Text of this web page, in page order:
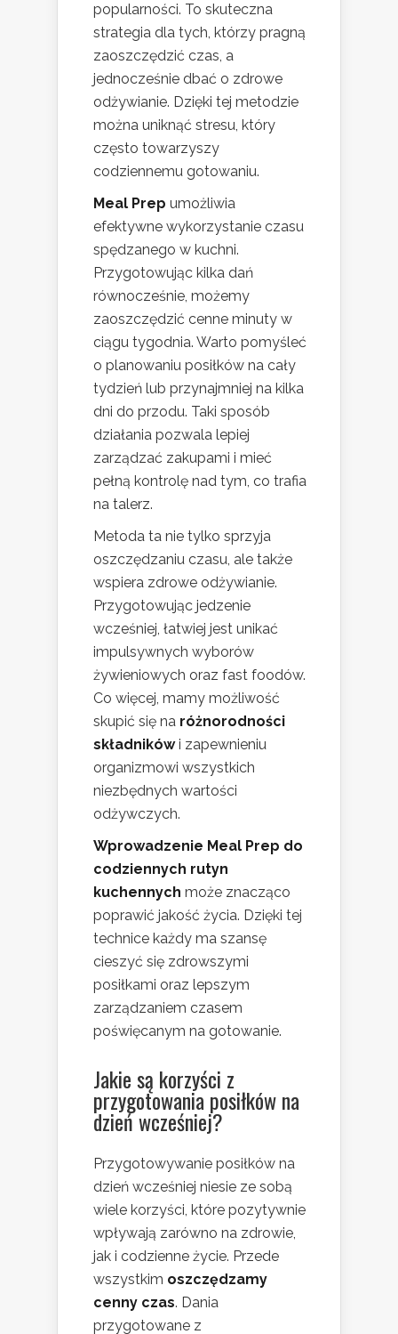
popularności. To skuteczna
strategia dla tych, którzy pragną
zaoszczędzić czas, a
jednocześnie dbać o zdrowe
odżywianie. Dzięki tej metodzie
można uniknąć stresu, który
często towarzyszy
codziennemu gotowaniu.
Meal Prep umożliwia
efektywne wykorzystanie czasu
spędzanego w kuchni.
Przygotowując kilka dań
równocześnie, możemy
zaoszczędzić cenne minuty w
ciągu tygodnia. Warto pomyśleć
o planowaniu posiłków na cały
tydzień lub przynajmniej na kilka
dni do przodu. Taki sposób
działania pozwala lepiej
zarządzać zakupami i mieć
pełną kontrolę nad tym, co trafia
na talerz.
Metoda ta nie tylko sprzyja
oszczędzaniu czasu, ale także
wspiera zdrowe odżywianie.
Przygotowując jedzenie
wcześniej, łatwiej jest unikać
impulsywnych wyborów
żywieniowych oraz fast foodów.
Co więcej, mamy możliwość
skupić się na różnorodności
składnikówi zapewnieniu
organizmowi wszystkich
niezbędnych wartości
odżywczych.
Wprowadzenie Meal Prep do
codziennych rutyn
kuchennych może znacząco
poprawić jakość życia. Dzięki tej
technice każdy ma szansę
cieszyć się zdrowszymi
posiłkami oraz lepszym
zarządzaniem czasem
poświęcanym na gotowanie.
Jakie są korzyści z
przygotowania posiłków na
dzień wcześniej?
Przygotowywanie posiłków na
dzień wcześniej niesie ze sobą
wiele korzyści, które pozytywnie
wpływają zarówno na zdrowie,
jak i codzienne życie. Przede
wszystkim oszczędzamy
cenny czas. Dania
przygotowane z